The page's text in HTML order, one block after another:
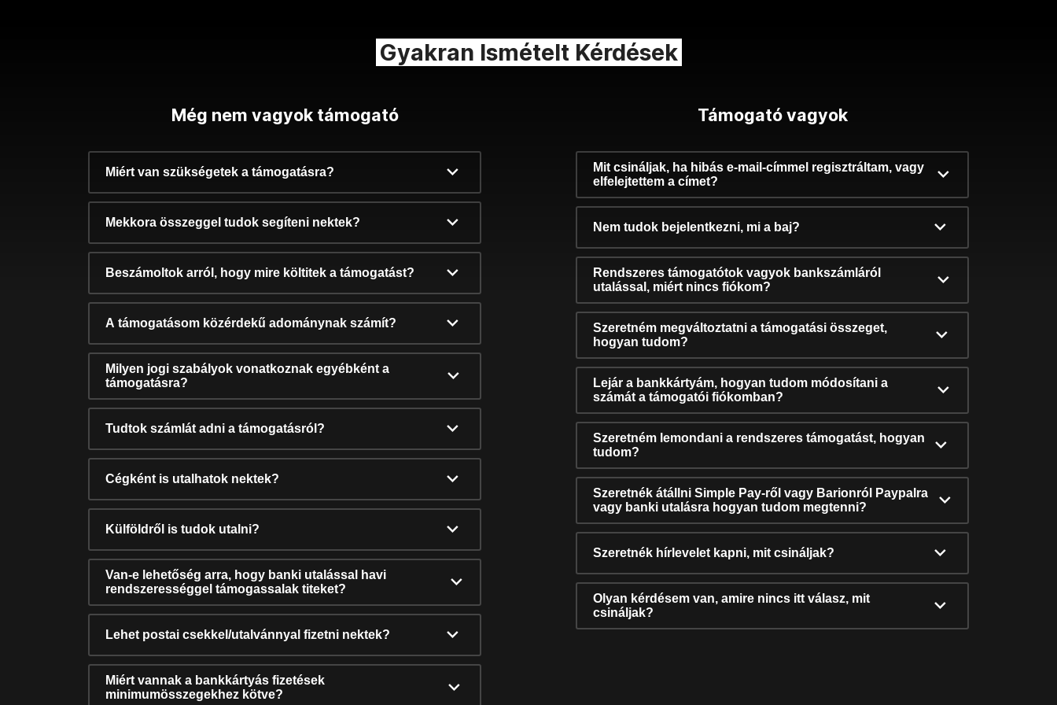
Gyakran Ismételt Kérdések
Még nem vagyok támogató
Miért van szükségetek a támogatásra?
Mekkora összeggel tudok segíteni nektek?
Beszámoltok arról, hogy mire költitek a támogatást?
A támogatásom közérdekű adománynak számít?
Milyen jogi szabályok vonatkoznak egyébként a
támogatásra?
Tudtok számlát adni a támogatásról?
Cégként is utalhatok nektek?
Külföldről is tudok utalni?
Van-e lehetőség arra, hogy banki utalással havi
rendszerességgel támogassalak titeket?
Lehet postai csekkel/utalvánnyal fizetni nektek?
Miért vannak a bankkártyás fizetések
minimumösszegekhez kötve?
Támogató vagyok
Mit csináljak, ha hibás e-mail-címmel regisztráltam, vagy
elfelejtettem a címet?
Nem tudok bejelentkezni, mi a baj?
Rendszeres támogatótok vagyok bankszámláról
utalással, miért nincs fiókom?
Szeretném megváltoztatni a támogatási összeget,
hogyan tudom?
Lejár a bankkártyám, hogyan tudom módosítani a
számát a támogatói fiókomban?
Szeretném lemondani a rendszeres támogatást, hogyan
tudom?
Szeretnék átállni Simple Pay-ről vagy Barionról Paypalra
vagy banki utalásra hogyan tudom megtenni?
Szeretnék hírlevelet kapni, mit csináljak?
Olyan kérdésem van, amire nincs itt válasz, mit
csináljak?